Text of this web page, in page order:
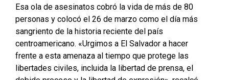
Esa ola de asesinatos cobró la vida de más de 80
personas y colocó el 26 de marzo como el día más
sangriento de la historia reciente del país
centroamericano. «Urgimos a El Salvador a hacer
frente a esta amenaza al tiempo que protege las
libertades civiles, incluida la libertad de prensa, el